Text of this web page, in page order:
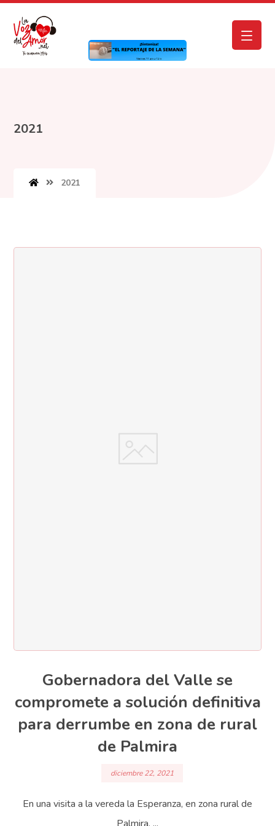
2021
2021
Gobernadora del Valle se
compromete a solución definitiva
para derrumbe en zona de rural
de Palmira
diciembre 22, 2021
En una visita a la vereda la Esperanza, en zona rural de